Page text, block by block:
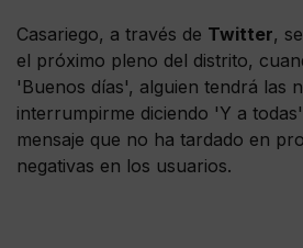
Casariego, a través de Twitter,
el próximo pleno del distrito,
'Buenos días', alguien tendrá las
interrumpirme diciendo 'Y a
mensaje que no ha tardado en
negativas en los usuarios.